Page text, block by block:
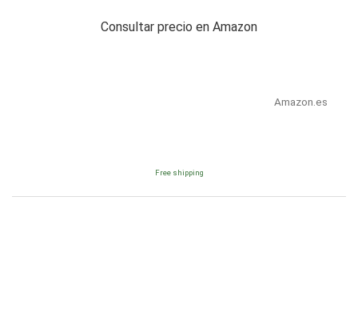
Consultar precio en Amazon
Amazon.es
Free shipping